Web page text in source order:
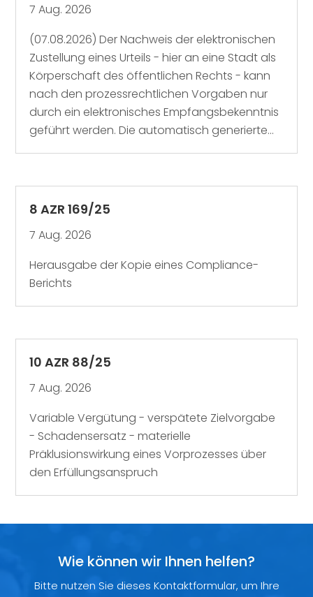
7 Aug. 2026
(07.08.2026) Der Nachweis der elektronischen
Zustellung eines Urteils - hier an eine Stadt als
Körperschaft des öffentlichen Rechts - kann
nach den prozessrechtlichen Vorgaben nur
durch ein elektronisches Empfangsbekenntnis
geführt werden. Die automatisch generierte...
8 AZR 169/25
7 Aug. 2026
Herausgabe der Kopie eines Compliance-
Berichts
10 AZR 88/25
7 Aug. 2026
Variable Vergütung - verspätete Zielvorgabe
- Schadensersatz - materielle
Präklusionswirkung eines Vorprozesses über
den Erfüllungsanspruch
Wie können wir Ihnen helfen?
Bitte nutzen Sie dieses Kontaktformular, um Ihre